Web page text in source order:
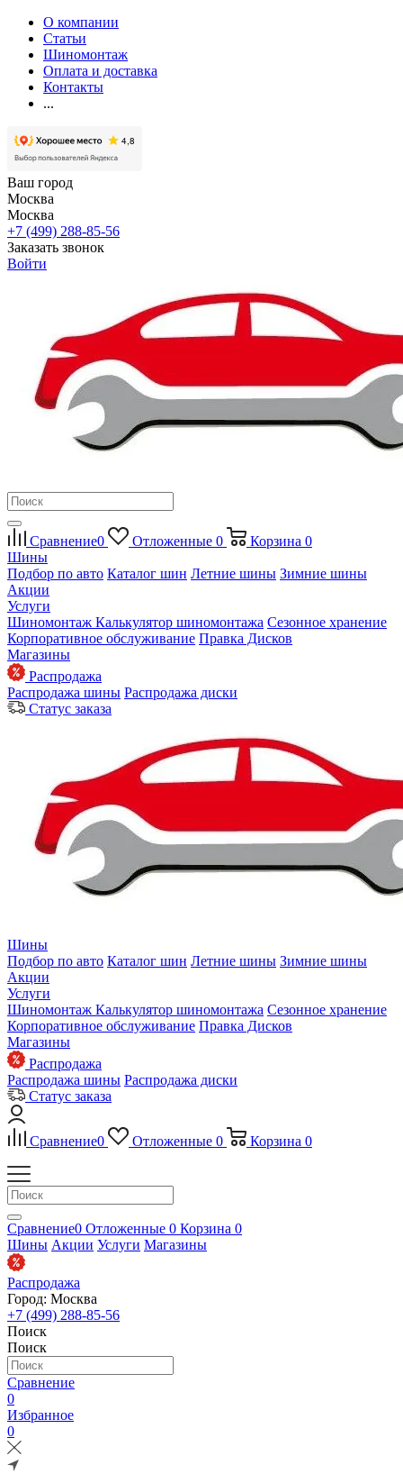
О компании
Статьи
Шиномонтаж
Оплата и доставка
Контакты
...
Ваш город
Москва
Москва
+7 (499) 288-85-56
Заказать звонок
Войти
Сравнение0 Отложенные 0 Корзина 0
Шины
Подбор по авто Каталог шин Летние шины Зимние шины
Акции
Услуги
Шиномонтаж Калькулятор шиномонтажа Сезонное хранение
Корпоративное обслуживание Правка Дисков
Магазины
Распродажа
Распродажа шины Распродажа диски
Статус заказа
Шины
Подбор по авто Каталог шин Летние шины Зимние шины
Акции
Услуги
Шиномонтаж Калькулятор шиномонтажа Сезонное хранение
Корпоративное обслуживание Правка Дисков
Магазины
Распродажа
Распродажа шины Распродажа диски
Статус заказа
Сравнение0 Отложенные 0 Корзина 0
Сравнение0 Отложенные 0 Корзина 0
Шины Акции Услуги Магазины
Распродажа
Город: Москва
+7 (499) 288-85-56
Поиск
Поиск
Сравнение
0
Избранное
0